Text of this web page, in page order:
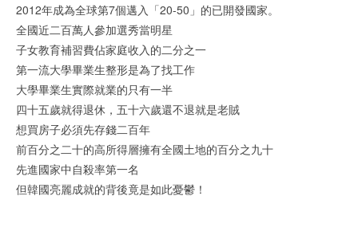
2012年成為全球第7個邁入「20-50」的已開發國家。
全國近二百萬人參加選秀當明星
子女教育補習費佔家庭收入的二分之一
第一流大學畢業生整形是為了找工作
大學畢業生實際就業的只有一半
四十五歲就得退休，五十六歲還不退就是老賊
想買房子必須先存錢二百年
前百分之二十的高所得層擁有全國土地的百分之九十
先進國家中自殺率第一名
但韓國亮麗成就的背後竟是如此憂鬱！